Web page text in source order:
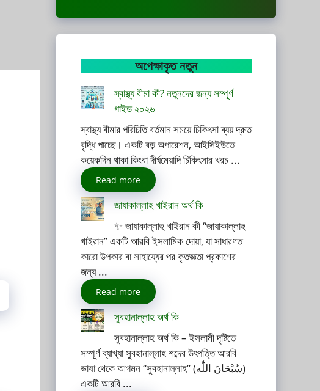
অপেক্ষাকৃত নতুন
স্বাস্থ্য বীমা কী? নতুনদের জন্য সম্পূর্ণ
গাইড ২০২৬
স্বাস্থ্য বীমার পরিচিতি বর্তমান সময়ে চিকিৎসা ব্যয় দ্রুত
বৃদ্ধি পাচ্ছে। একটি বড় অপারেশন, আইসিইউতে
কয়েকদিন থাকা কিংবা দীর্ঘমেয়াদি চিকিৎসার খরচ ...
Read more
জাযাকাল্লাহ খাইরান অর্থ কি
✨ জাযাকাল্লাহু খাইরান কী “জাযাকাল্লাহু
খাইরান” একটি আরবি ইসলামিক দোয়া, যা সাধারণত
কারো উপকার বা সাহায্যের পর কৃতজ্ঞতা প্রকাশের
জন্য ...
Read more
সুবহানাল্লাহ অর্থ কি
সুবহানাল্লাহ অর্থ কি – ইসলামী দৃষ্টিতে
সম্পূর্ণ ব্যাখ্যা সুবহানাল্লাহ শব্দের উৎপত্তি আরবি
ভাষা থেকে আগমন “সুবহানাল্লাহ” (سُبْحَانَ اللّٰه)
একটি আরবি ...